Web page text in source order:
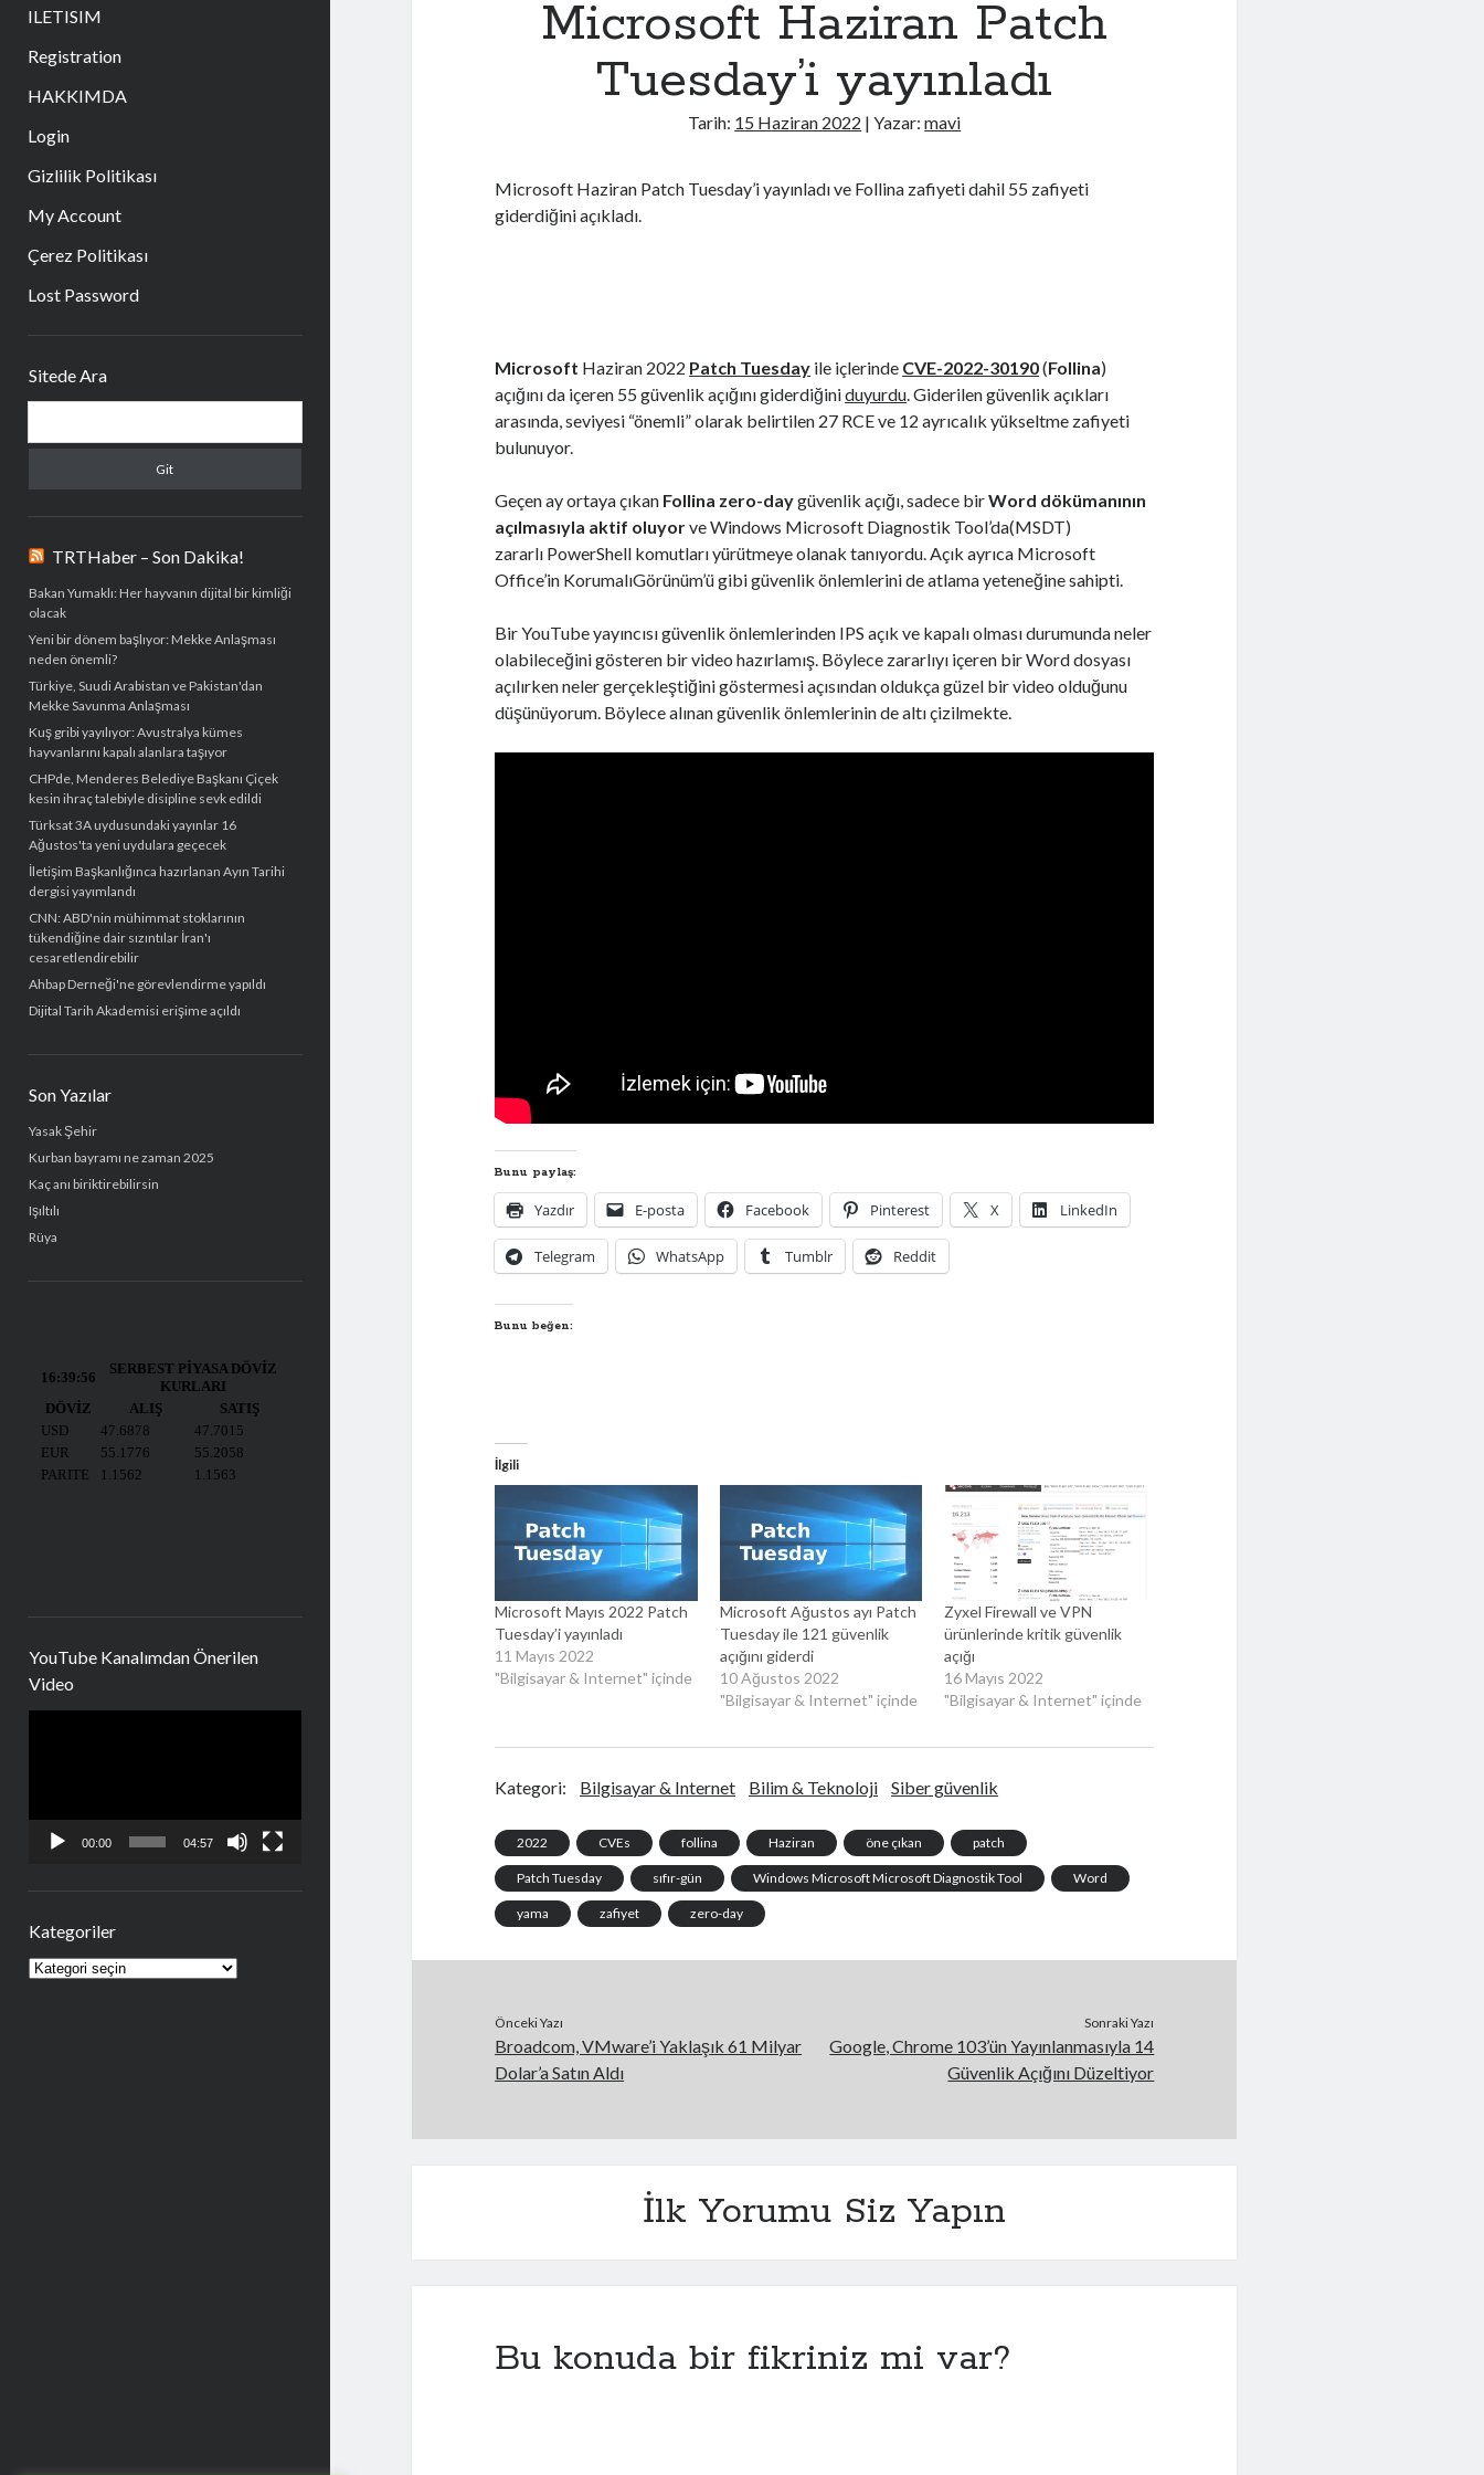
ILETISIM
Registration
HAKKIMDA
Login
Gizlilik Politikası
My Account
Çerez Politikası
Lost Password
Menü
Sitede Ara
TRTHaber – Son Dakika!
Bakan Yumaklı: Her hayvanın dijital bir kimliği
olacak
Yeni bir dönem başlıyor: Mekke Anlaşması
neden önemli?
Türkiye, Suudi Arabistan ve Pakistan'dan
Mekke Savunma Anlaşması
Kuş gribi yayılıyor: Avustralya kümes
hayvanlarını kapalı alanlara taşıyor
CHPde, Menderes Belediye Başkanı Çiçek
kesin ihraç talebiyle disipline sevk edildi
Türksat 3A uydusundaki yayınlar 16
Ağustos'ta yeni uydulara geçecek
İletişim Başkanlığınca hazırlanan Ayın Tarihi
dergisi yayımlandı
CNN: ABD'nin mühimmat stoklarının
tükendiğine dair sızıntılar İran'ı
cesaretlendirebilir
Ahbap Derneği'ne görevlendirme yapıldı
Dijital Tarih Akademisi erişime açıldı
Son Yazılar
Yasak Şehir
Kurban bayramı ne zaman 2025
Kaç anı biriktirebilirsin
Işıltılı
Rüya
YouTube Kanalımdan Önerilen
Video
00:00 04:57
Kategoriler
Kategoriler
Microsoft Haziran Patch
Tuesday’i yayınladı
Tarih: 15 Haziran 2022 | Yazar:mavi
Microsoft Haziran Patch Tuesday’i yayınladı ve Follina zafiyeti dahil 55 zafiyeti
giderdiğini açıkladı.
Microsoft Haziran 2022 Patch Tuesday ile içlerinde CVE-2022-30190(Follina)
açığını da içeren 55 güvenlik açığını giderdiğiniduyurdu. Giderilen güvenlik açıkları
arasında, seviyesi “önemli” olarak belirtilen 27 RCE ve 12 ayrıcalık yükseltme zafiyeti
bulunuyor.
Geçen ay ortaya çıkan Follina zero-daygüvenlik açığı, sadece birWord dökümanının
açılmasıyla aktif oluyorve Windows Microsoft Diagnostik Tool’da(MSDT)
zararlı PowerShell komutları yürütmeye olanak tanıyordu. Açık ayrıca Microsoft
Office’in KorumalıGörünüm’ü gibi güvenlik önlemlerini de atlama yeteneğine sahipti.
Bir YouTube yayıncısı güvenlik önlemlerinden IPS açık ve kapalı olması durumunda neler
olabileceğini gösteren bir video hazırlamış. Böylece zararlıyı içeren bir Word dosyası
açılırken neler gerçekleştiğini göstermesi açısından oldukça güzel bir video olduğunu
düşünüyorum. Böylece alınan güvenlik önlemlerinin de altı çizilmekte.
Bunu paylaş:
Yazdır E-posta Facebook Pinterest X LinkedIn
Telegram WhatsApp Tumblr Reddit
Bunu beğen:
İlgili
Microsoft Mayıs 2022 Patch
Tuesday’i yayınladı
11 Mayıs 2022
"Bilgisayar & Internet" içinde
Microsoft Ağustos ayı Patch
Tuesday ile 121 güvenlik
açığını giderdi
10 Ağustos 2022
"Bilgisayar & Internet" içinde
Zyxel Firewall ve VPN
ürünlerinde kritik güvenlik
açığı
16 Mayıs 2022
"Bilgisayar & Internet" içinde
Kategori: Bilgisayar & Internet Bilim & Teknoloji Siber güvenlik
2022 CVEs follina Haziran öne çıkan patch
Patch Tuesday sıfır-gün Windows Microsoft Microsoft Diagnostik Tool Word
yama zafiyet zero-day
Önceki Yazı
Broadcom, VMware’i Yaklaşık 61 Milyar
Dolar’a Satın Aldı
Sonraki Yazı
Google, Chrome 103’ün Yayınlanmasıyla 14
Güvenlik Açığını Düzeltiyor
İlk Yorumu Siz Yapın
Bu konuda bir fikriniz mi var?